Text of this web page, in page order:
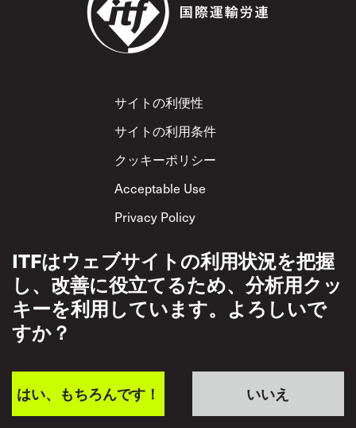
Footer
サイトの利便性
サイトの利用条件
クッキーポリシー
Acceptable Use
Privacy Policy
ITFはウェブサイトの利用状況を把握
し、改善に役立てるため、分析用クッ
キーを利用しています。よろしいで
すか？
いいえ
はい、もちろんです！